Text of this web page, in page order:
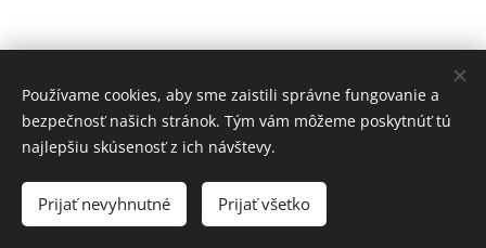
© 2020 OPK Trnava
Created by D&N
Cookies
Používame cookies, aby sme zaistili správne fungovanie a
bezpečnosť našich stránok. Tým vám môžeme poskytnúť tú
najlepšiu skúsenosť z ich návštevy.
Prijať nevyhnutné Prijať všetko